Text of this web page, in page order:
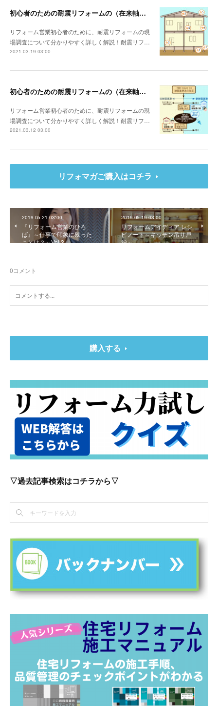
初心者のための耐震リフォームの（在来軸組工法）現場調査～調査の注意点～
リフォーム営業初心者のために、耐震リフォームの現
場調査について分かりやすく詳しく解説！耐震リフ…
2021.03.19 03:00
初心者のための耐震リフォームの（在来軸組工法）現場調査～耐震基準～
リフォーム営業初心者のために、耐震リフォームの現
場調査について分かりやすく詳しく解説！耐震リフ…
2021.03.12 03:00
リフォマガご購入はコチラ
2019.05.21 03:00
『リフォーム営業のひろ
ば』～仕事で印象に残った
ことは？～Vol.3
2019.05.19 03:00
リフォームアイディア レシ
ピノート～キッチン吊り戸
編～
0コメント
購入する
▽過去記事検索はコチラから▽